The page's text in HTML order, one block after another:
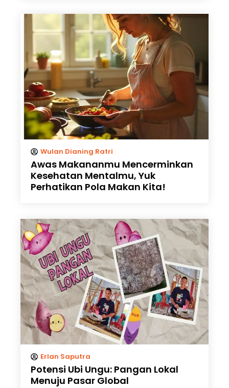
Wulan Dianing Ratri
Awas Makananmu Mencerminkan
Kesehatan Mentalmu, Yuk
Perhatikan Pola Makan Kita!
Erlan Saputra
Potensi Ubi Ungu: Pangan Lokal
Menuju Pasar Global